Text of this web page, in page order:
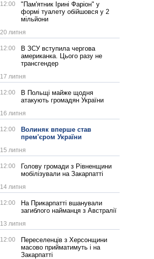
12:00
"Пам'ятник Ірині Фаріон" у
формі туалету обійшовся у 2
мільйони
20 липня
12:00
В ЗСУ вступила чергова
американка. Цього разу не
трансгендер
17 липня
12:00
В Польщі майже щодня
атакують громадян України
16 липня
12:00
Волиняк вперше став
прем'єром України
15 липня
12:00
Голову громади з Рівненщини
мобілізували на Закарпатті
14 липня
12:00
На Прикарпатті вшанували
загиблого найманця з Австралії
13 липня
12:00
Переселенців з Херсонщини
масово прийматимуть і на
Закарпатті